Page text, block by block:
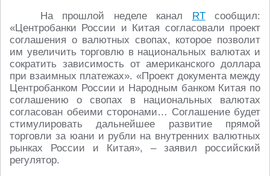
На прошлой неделе канал RTсообщил:
«Центробанки России и Китая согласовали проект
соглашения о валютных свопах, которое позволит
им увеличить торговлю в национальных валютах и
сократить зависимость от американского доллара
при взаимных платежах». «Проект документа между
Центробанком России и Народным банком Китая по
соглашению о свопах в национальных валютах
согласован обеими сторонами… Соглашение будет
стимулировать дальнейшее развитие прямой
торговли за юани и рубли на внутренних валютных
рынках России и Китая», – заявил российский
регулятор.